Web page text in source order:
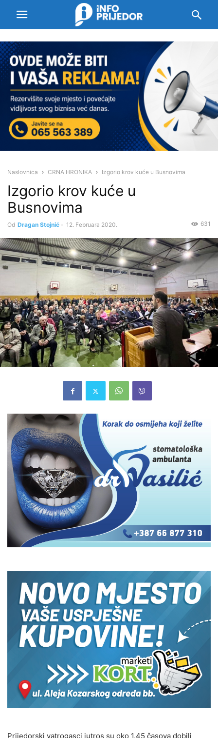
Naslovnica CRNA HRONIKA Izgorio krov kuće u Busnovima
Izgorio krov kuće u
Busnovima
Od Dragan Stojnić - 12. Februara 2020. 631
Prijedorski vatrogasci jutros su oko 1.45 časova dobili